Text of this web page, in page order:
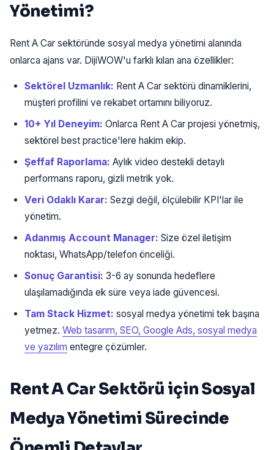
Yönetimi?
Rent A Car sektöründe sosyal medya yönetimi alanında
onlarca ajans var. DijiWOW'u farklı kılan ana özellikler:
Sektörel Uzmanlık: Rent A Car sektörü dinamiklerini,
müşteri profilini ve rekabet ortamını biliyoruz.
10+ Yıl Deneyim: Onlarca Rent A Car projesi yönetmiş,
sektörel best practice'lere hakim ekip.
Şeffaf Raporlama: Aylık video destekli detaylı
performans raporu, gizli metrik yok.
Veri Odaklı Karar: Sezgi değil, ölçülebilir KPI'lar ile
yönetim.
Adanmış Account Manager: Size özel iletişim
noktası, WhatsApp/telefon önceliği.
Sonuç Garantisi: 3-6 ay sonunda hedeflere
ulaşılamadığında ek süre veya iade güvencesi.
Tam Stack Hizmet: sosyal medya yönetimi tek başına
yetmez. Web tasarım, SEO, Google Ads, sosyal medya
ve yazılım entegre çözümler.
Rent A Car Sektörü için Sosyal
Medya Yönetimi Sürecinde